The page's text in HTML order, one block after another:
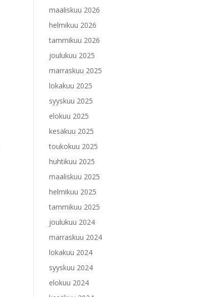
maaliskuu 2026
helmikuu 2026
tammikuu 2026
joulukuu 2025
marraskuu 2025
lokakuu 2025
syyskuu 2025
elokuu 2025
kesäkuu 2025
toukokuu 2025
huhtikuu 2025
maaliskuu 2025
helmikuu 2025
tammikuu 2025
joulukuu 2024
marraskuu 2024
lokakuu 2024
syyskuu 2024
elokuu 2024